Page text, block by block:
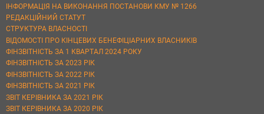
ІНФОРМАЦІЯ НА ВИКОНАННЯ ПОСТАНОВИ КМУ № 1266
РЕДАКЦІЙНИЙ СТАТУТ
СТРУКТУРА ВЛАСНОСТІ
ВІДОМОСТІ ПРО КІНЦЕВИХ БЕНЕФІЦІАРНИХ ВЛАСНИКІВ
ФІНЗВІТНІСТЬ ЗА 1 КВАРТАЛ 2024 РОКУ
ФІНЗВІТНІСТЬ ЗА 2023 РІК
ФІНЗВІТНІСТЬ ЗА 2022 РІК
ФІНЗВІТНІСТЬ ЗА 2021 РІК
ЗВІТ КЕРІВНИКА ЗА 2021 РІК
ЗВІТ КЕРІВНИКА ЗА 2020 РІК